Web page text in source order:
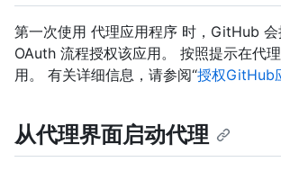
第一次使用 代理应用程序 时，GitHub 会
OAuth 流程授权该应用。 按照提示在代
用。 有关详细信息，请参阅“授权GitHub
从代理界面启动代理